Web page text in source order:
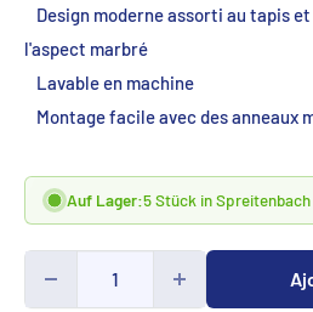
Design moderne assorti au tapis
l'aspect marbré
Lavable en machine
Montage facile avec des anneaux
Auf Lager:5 Stück in Spreitenbach